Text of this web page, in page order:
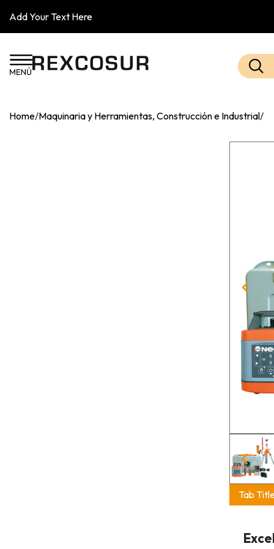
Add Your Text Here
Home/Maquinaria y Herramientas, Construcción e Industrial/
Tab